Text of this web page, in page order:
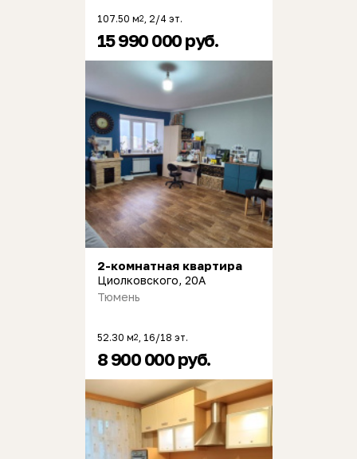
107.50 м2 , 2/4 эт.
15 990 000 руб.
2-комнатная квартира
Циолковского, 20А
Тюмень
52.30 м2 , 16/18 эт.
8 900 000 руб.